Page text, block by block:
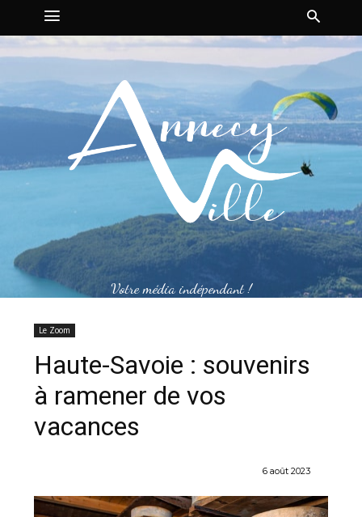
Votre média indépendant !
Le Zoom
Haute-Savoie : souvenirs
à ramener de vos
vacances
6 août 2023